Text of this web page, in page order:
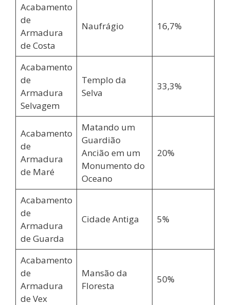
Acabamento
de
Armadura
de Costa
Naufrágio 16,7%
Acabamento
de
Armadura
Selvagem
Templo da
Selva
33,3%
Acabamento
de
Armadura
de Maré
Matando um
Guardião
Ancião em um
Monumento do
Oceano
20%
Acabamento
de
Armadura
de Guarda
Cidade Antiga 5%
Acabamento
de
Armadura
de Vex
Mansão da
Floresta
50%